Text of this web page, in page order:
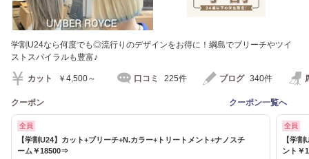
学割U24なら何度でも◎流行りのデザインをお得に！綱島でブリーチやツイ
ストスパイラルも豊富♪
カット ￥4,500～ 口コミ 225件 ブログ 340件
クーポン クーポン一覧へ
全員
【学割U24】カット+ブリーチ+N.カラー+トリートメント+ナノスチ
ーム￥18500⇒
全員
【学
ント￥